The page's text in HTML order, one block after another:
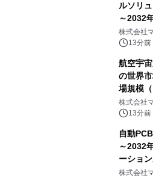
ルソリ
～2032
ア、ソ
レポート
株式会社
13分前
航空宇
の世界
場規模
析レポ
株式会社
13分前
自動
～2032
ーショ
ンルー
株式会社